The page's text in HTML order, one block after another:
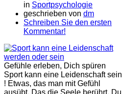
in Sportpsychologie
geschrieben von dm
Schreiben Sie den ersten
Kommentar!
Gefühle erleben, Dich spüren
Sport kann eine Leidenschaft sein
! Etwas, das man mit Gefühl
ausübt. Das die Seele berührt. Du